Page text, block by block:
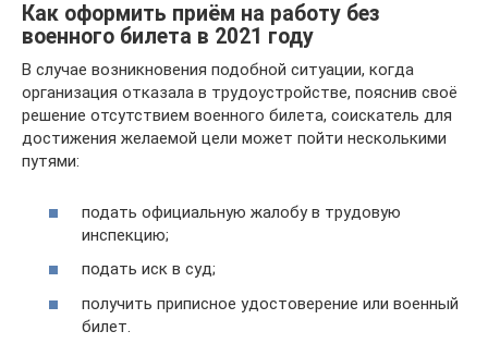
Как оформить приём на работу без
военного билета в 2021 году
В случае возникновения подобной ситуации, когда
организация отказала в трудоустройстве, пояснив своё
решение отсутствием военного билета, соискатель для
достижения желаемой цели может пойти несколькими
путями:
подать официальную жалобу в трудовую
инспекцию;
подать иск в суд;
получить приписное удостоверение или военный
билет.